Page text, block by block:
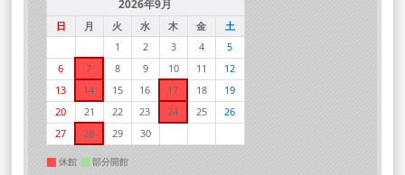
2026年9月
日 月 火 水 木 金
土
1
2 3 4
5
6
7 8 9 10 11
12
13
14 15 16 17 18
19
20
21 22 23 24 25
26
27
28 29 30
休館 部分開館